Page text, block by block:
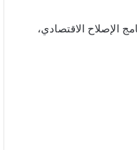
الإصلاح الاقتصادي،